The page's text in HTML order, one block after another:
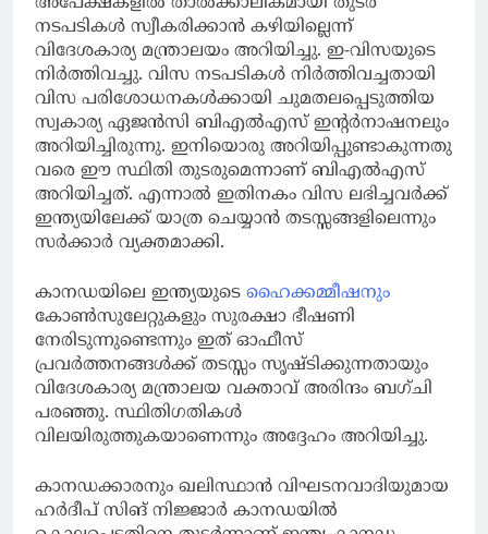
നടപടികള്‍ സ്വീകരിക്കാന്‍ കഴിയില്ലെന്ന്
വിദേശകാര്യ മന്ത്രാലയം അറിയിച്ചു. ഇ-വിസയുടെ
നിര്‍ത്തിവച്ചു. വിസ നടപടികള്‍ നിര്‍ത്തിവച്ചതായി
വിസ പരിശോധനകള്‍ക്കായി ചുമതലപ്പെടുത്തിയ
സ്വകാര്യ ഏജന്‍സി ബിഎല്‍എസ് ഇന്റര്‍നാഷനലും
അറിയിച്ചിരുന്നു. ഇനിയൊരു അറിയിപ്പുണ്ടാകുന്നതു
വരെ ഈ സ്ഥിതി തുടരുമെന്നാണ് ബിഎല്‍എസ്
അറിയിച്ചത്. എന്നാല്‍ ഇതിനകം വിസ ലഭിച്ചവര്‍ക്ക്
ഇന്ത്യയിലേക്ക് യാത്ര ചെയ്യാന്‍ തടസ്സങ്ങളിലെന്നും
സര്‍ക്കാര്‍ വ്യക്തമാക്കി.
കാനഡയിലെ ഇന്ത്യയുടെ ഹൈക്കമ്മീഷനും
കോണ്‍സുലേറ്റുകളും സുരക്ഷാ ഭീഷണി
നേരിടുന്നുണ്ടെന്നും ഇത് ഓഫീസ്
പ്രവര്‍ത്തനങ്ങള്‍ക്ക് തടസ്സം സൃഷ്ടിക്കുന്നതായും
വിദേശകാര്യ മന്ത്രാലയ വക്താവ് അരിന്ദം ബഗ്ചി
പരഞ്ഞു. സ്ഥിതിഗതികള്‍
വിലയിരുത്തുകയാണെന്നും അദ്ദേഹം അറിയിച്ചു.
കാനഡക്കാരനും ഖലിസ്ഥാന്‍ വിഘടനവാദിയുമായ
ഹര്‍ദീപ് സിങ് നിജ്ജാര്‍ കാനഡയില്‍